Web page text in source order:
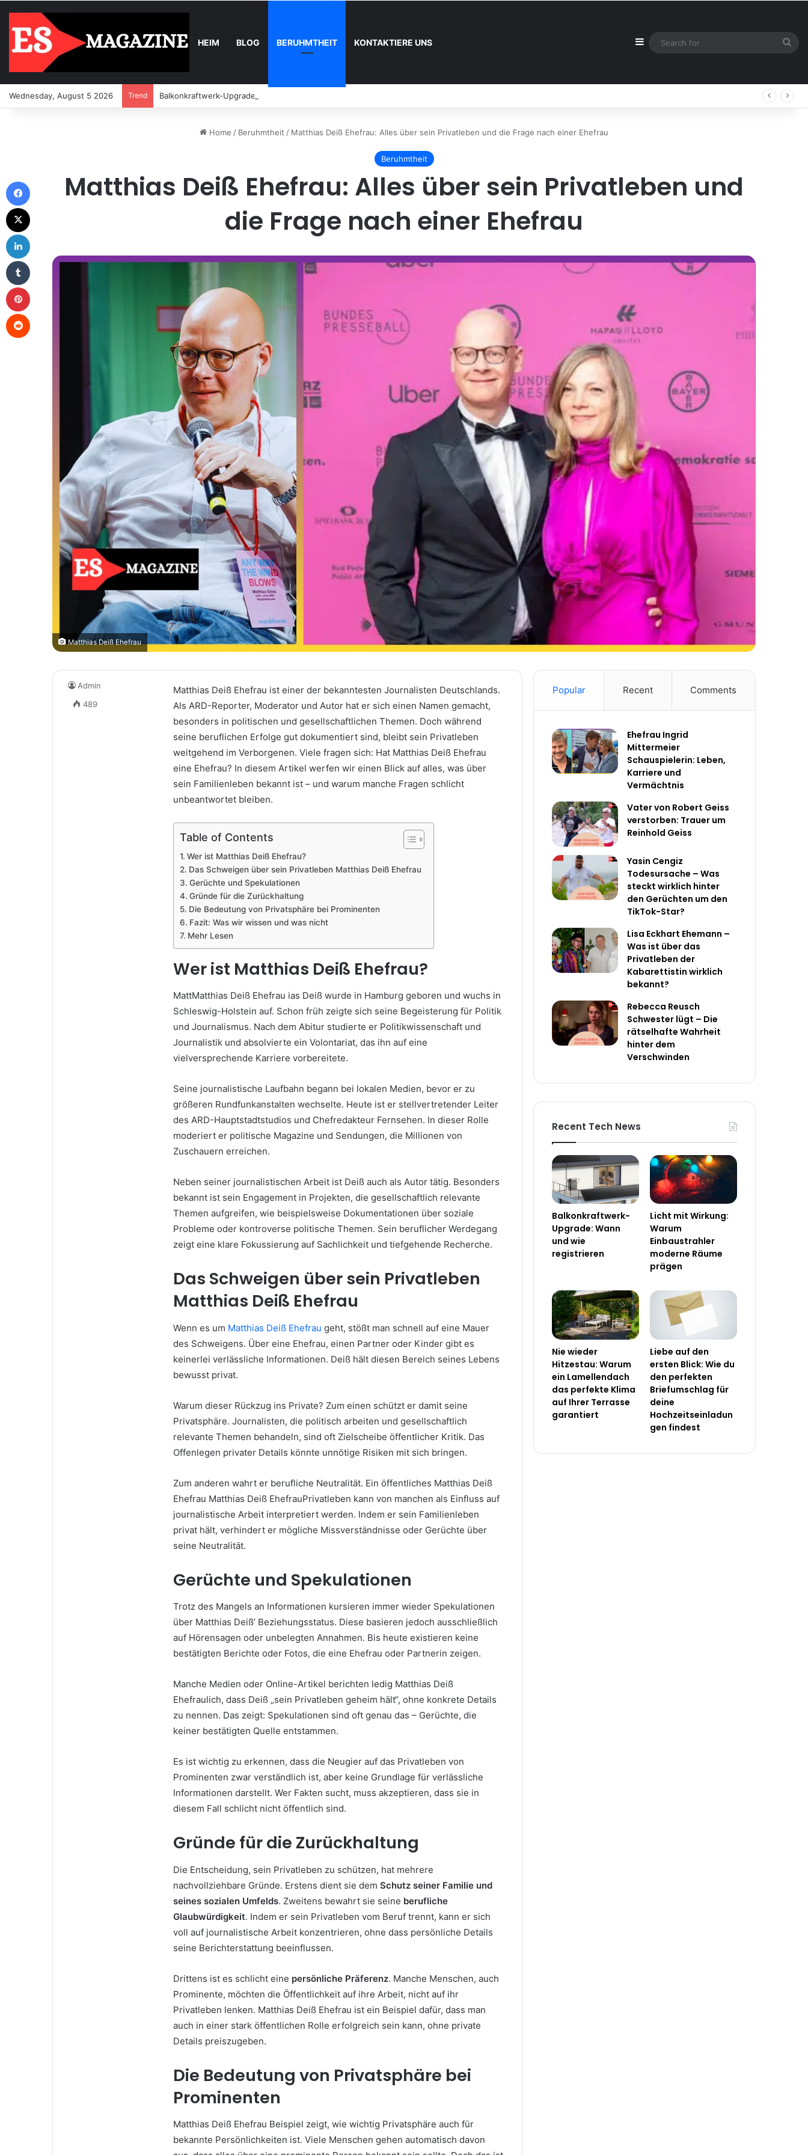
HEIM BLOG BERUHMTHEIT KONTAKTIERE UNS Sidebar
Wednesday, August 5 2026 Trend Balkonkraftwerk-Upgrade: Wann und wie registrieren
Home / Beruhmtheit / Matthias Deiß Ehefrau: Alles über sein Privatleben und die Frage nach einer Ehefrau
Beruhmtheit
Matthias Deiß Ehefrau: Alles über sein Privatleben und
die Frage nach einer Ehefrau
Matthias Deiß Ehefrau
Matthias Deiß Ehefrau ist einer der bekanntesten Journalisten Deutschlands.
Als ARD-Reporter, Moderator und Autor hat er sich einen Namen gemacht,
besonders in politischen und gesellschaftlichen Themen. Doch während
seine beruflichen Erfolge gut dokumentiert sind, bleibt sein Privatleben
weitgehend im Verborgenen. Viele fragen sich: Hat Matthias Deiß Ehefrau
eine Ehefrau? In diesem Artikel werfen wir einen Blick auf alles, was über
sein Familienleben bekannt ist – und warum manche Fragen schlicht
unbeantwortet bleiben.
Table of Contents
Wer ist Matthias Deiß Ehefrau?
Das Schweigen über sein Privatleben Matthias Deiß Ehefrau
Gerüchte und Spekulationen
Gründe für die Zurückhaltung
Die Bedeutung von Privatsphäre bei Prominenten
Fazit: Was wir wissen und was nicht
Mehr Lesen
Wer ist Matthias Deiß Ehefrau?
MattMatthias Deiß Ehefrau ias Deiß wurde in Hamburg geboren und wuchs in
Schleswig-Holstein auf. Schon früh zeigte sich seine Begeisterung für Politik
und Journalismus. Nach dem Abitur studierte er Politikwissenschaft und
Journalistik und absolvierte ein Volontariat, das ihn auf eine
vielversprechende Karriere vorbereitete.
Seine journalistische Laufbahn begann bei lokalen Medien, bevor er zu
größeren Rundfunkanstalten wechselte. Heute ist er stellvertretender Leiter
des ARD-Hauptstadtstudios und Chefredakteur Fernsehen. In dieser Rolle
moderiert er politische Magazine und Sendungen, die Millionen von
Zuschauern erreichen.
Neben seiner journalistischen Arbeit ist Deiß auch als Autor tätig. Besonders
bekannt ist sein Engagement in Projekten, die gesellschaftlich relevante
Themen aufgreifen, wie beispielsweise Dokumentationen über soziale
Probleme oder kontroverse politische Themen. Sein beruflicher Werdegang
zeigt eine klare Fokussierung auf Sachlichkeit und tiefgehende Recherche.
Das Schweigen über sein Privatleben
Matthias Deiß Ehefrau
Wenn es um Matthias Deiß Ehefrau geht, stößt man schnell auf eine Mauer
des Schweigens. Über eine Ehefrau, einen Partner oder Kinder gibt es
keinerlei verlässliche Informationen. Deiß hält diesen Bereich seines Lebens
bewusst privat.
Warum dieser Rückzug ins Private? Zum einen schützt er damit seine
Privatsphäre. Journalisten, die politisch arbeiten und gesellschaftlich
relevante Themen behandeln, sind oft Zielscheibe öffentlicher Kritik. Das
Offenlegen privater Details könnte unnötige Risiken mit sich bringen.
Zum anderen wahrt er berufliche Neutralität. Ein öffentliches Matthias Deiß
Ehefrau Matthias Deiß EhefrauPrivatleben kann von manchen als Einfluss auf
journalistische Arbeit interpretiert werden. Indem er sein Familienleben
privat hält, verhindert er mögliche Missverständnisse oder Gerüchte über
seine Neutralität.
Gerüchte und Spekulationen
Trotz des Mangels an Informationen kursieren immer wieder Spekulationen
über Matthias Deiß’ Beziehungsstatus. Diese basieren jedoch ausschließlich
auf Hörensagen oder unbelegten Annahmen. Bis heute existieren keine
bestätigten Berichte oder Fotos, die eine Ehefrau oder Partnerin zeigen.
Manche Medien oder Online-Artikel berichten ledig Matthias Deiß
Ehefraulich, dass Deiß „sein Privatleben geheim hält“, ohne konkrete Details
zu nennen. Das zeigt: Spekulationen sind oft genau das – Gerüchte, die
keiner bestätigten Quelle entstammen.
Es ist wichtig zu erkennen, dass die Neugier auf das Privatleben von
Prominenten zwar verständlich ist, aber keine Grundlage für verlässliche
Informationen darstellt. Wer Fakten sucht, muss akzeptieren, dass sie in
diesem Fall schlicht nicht öffentlich sind.
Gründe für die Zurückhaltung
Die Entscheidung, sein Privatleben zu schützen, hat mehrere
nachvollziehbare Gründe. Erstens dient sie dem Schutz seiner Familie und
seines sozialen Umfelds. Zweitens bewahrt sie seine berufliche
Glaubwürdigkeit. Indem er sein Privatleben vom Beruf trennt, kann er sich
voll auf journalistische Arbeit konzentrieren, ohne dass persönliche Details
seine Berichterstattung beeinflussen.
Drittens ist es schlicht eine persönliche Präferenz. Manche Menschen, auch
Prominente, möchten die Öffentlichkeit auf ihre Arbeit, nicht auf ihr
Privatleben lenken. Matthias Deiß Ehefrau ist ein Beispiel dafür, dass man
auch in einer stark öffentlichen Rolle erfolgreich sein kann, ohne private
Details preiszugeben.
Die Bedeutung von Privatsphäre bei
Prominenten
Matthias Deiß Ehefrau Beispiel zeigt, wie wichtig Privatsphäre auch für
bekannte Persönlichkeiten ist. Viele Menschen gehen automatisch davon
Admin
489
Popular Recent Comments
Ehefrau Ingrid
Mittermeier
Schauspielerin: Leben,
Karriere und
Vermächtnis
Vater von Robert Geiss
verstorben: Trauer um
Reinhold Geiss
Yasin Cengiz
Todesursache – Was
steckt wirklich hinter
den Gerüchten um den
TikTok-Star?
Lisa Eckhart Ehemann –
Was ist über das
Privatleben der
Kabarettistin wirklich
bekannt?
Rebecca Reusch
Schwester lügt – Die
rätselhafte Wahrheit
hinter dem
Verschwinden
Recent Tech News
Balkonkraftwerk-
Upgrade: Wann
und wie
registrieren
Licht mit Wirkung:
Warum
Einbaustrahler
moderne Räume
prägen
Nie wieder
Hitzestau: Warum
ein Lamellendach
das perfekte Klima
auf Ihrer Terrasse
garantiert
Liebe auf den
ersten Blick: Wie du
den perfekten
Briefumschlag für
deine
Hochzeitseinladun
gen findest
Tumblr